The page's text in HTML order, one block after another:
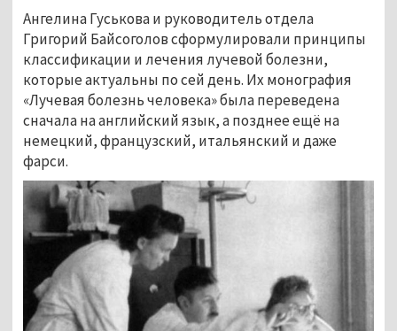
Ангелина Гуськова и руководитель отдела
Григорий Байсоголов сформулировали принципы
классификации и лечения лучевой болезни,
которые актуальны по сей день. Их монография
«Лучевая болезнь человека» была переведена
сначала на английский язык, а позднее ещё на
немецкий, французский, итальянский и даже
фарси.